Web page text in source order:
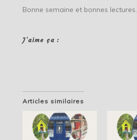
Bonne semaine et bonnes lectures.
J’aime ça :
Articles similaires